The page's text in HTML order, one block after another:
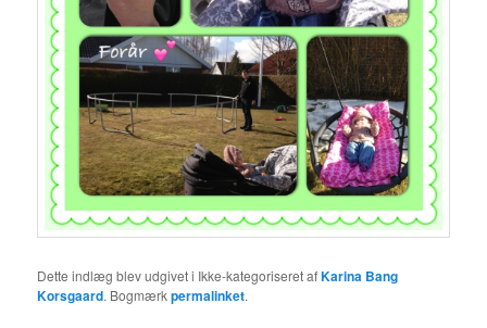
Dette indlæg blev udgivet i Ikke-kategoriseret afKarina Bang
Korsgaard. Bogmærkpermalinket.